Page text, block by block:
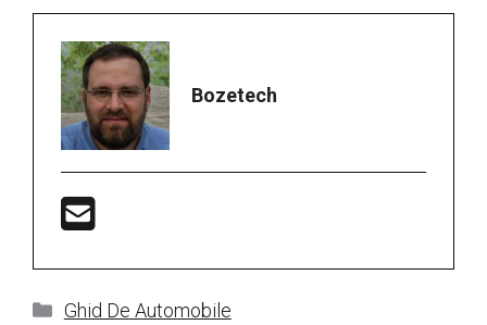
Bozetech
Categorii
Ghid De Automobile